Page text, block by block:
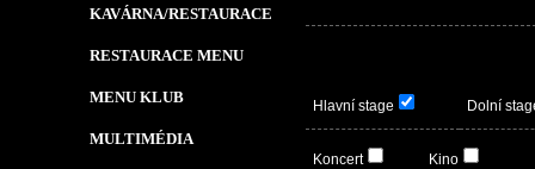
KAVÁRNA/RESTAURACE
RESTAURACE MENU
MENU KLUB
MULTIMÉDIA
Hlavní stage Dolní
Koncert
Kino